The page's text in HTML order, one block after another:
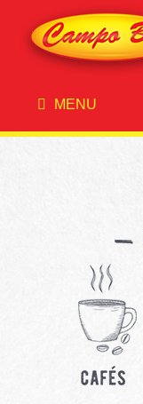
MENU